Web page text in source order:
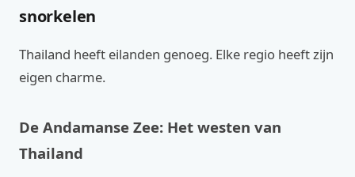
snorkelen
Thailand heeft eilanden genoeg. Elke regio heeft zijn
eigen charme.
De Andamanse Zee: Het westen van
Thailand